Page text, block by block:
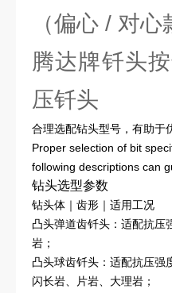
（偏心 / 对心
腾达牌钎头
压钎头
合理选配钻头型号，有助于
Proper selection of bit
following descriptions can
钻头选型参数
钻头体｜齿形｜适用工况
凸头弹道齿钎头：适配抗压
岩；
凸头球齿钎头：适配抗压
闪长岩、片岩、大理岩；